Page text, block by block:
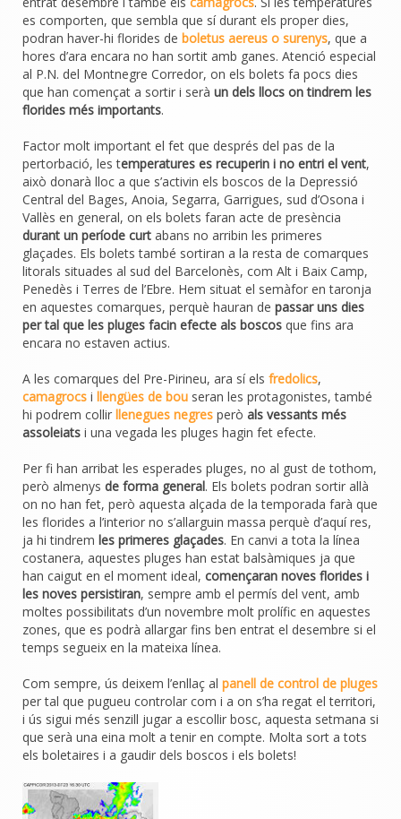
es comporten, que sembla que sí durant els proper dies,
podran haver-hi florides de boletus aereus o surenys, que a
hores d’ara encara no han sortit amb ganes. Atenció especial
al P.N. del Montnegre Corredor, on els bolets fa pocs dies
que han començat a sortir i serà un dels llocs on tindrem les
florides més importants.
Factor molt important el fet que després del pas de la
pertorbació, les temperatures es recuperin i no entri el vent,
això donarà lloc a que s’activin els boscos de la Depressió
Central del Bages, Anoia, Segarra, Garrigues, sud d’Osona i
Vallès en general, on els bolets faran acte de presència
durant un període curt abans no arribin les primeres
glaçades. Els bolets també sortiran a la resta de comarques
litorals situades al sud del Barcelonès, com Alt i Baix Camp,
Penedès i Terres de l’Ebre. Hem situat el semàfor en taronja
en aquestes comarques, perquè hauran de passar uns dies
per tal que les pluges facin efecte als boscos que fins ara
encara no estaven actius.
A les comarques del Pre-Pirineu, ara sí els fredolics,
camagrocs i llengües de bou seran les protagonistes, també
hi podrem collir llenegues negres però als vessants més
assoleiats i una vegada les pluges hagin fet efecte.
Per fi han arribat les esperades pluges, no al gust de tothom,
però almenys de forma general. Els bolets podran sortir allà
on no han fet, però aquesta alçada de la temporada farà que
les florides a l’interior no s’allarguin massa perquè d’aquí res,
ja hi tindrem les primeres glaçades. En canvi a tota la línea
costanera, aquestes pluges han estat balsàmiques ja que
han caigut en el moment ideal, començaran noves florides i
les noves persistiran, sempre amb el permís del vent, amb
moltes possibilitats d’un novembre molt prolífic en aquestes
zones, que es podrà allargar fins ben entrat el desembre si el
temps segueix en la mateixa línea.
Com sempre, ús deixem l’enllaç al panell de control de pluges
per tal que pugueu controlar com i a on s’ha regat el territori,
i ús sigui més senzill jugar a escollir bosc, aquesta setmana si
que serà una eina molt a tenir en compte. Molta sort a tots
els boletaires i a gaudir dels boscos i els bolets!